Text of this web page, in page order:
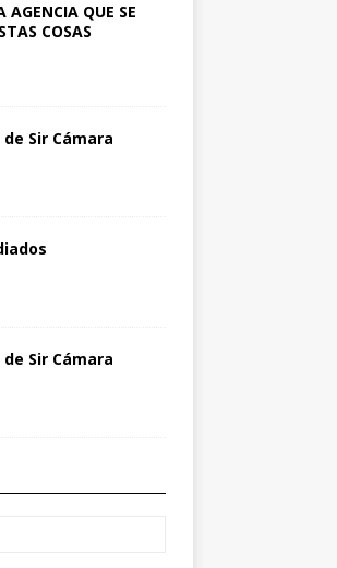
AGENCIA QUE SE
COSAS
Sir Cámara
Sir Cámara